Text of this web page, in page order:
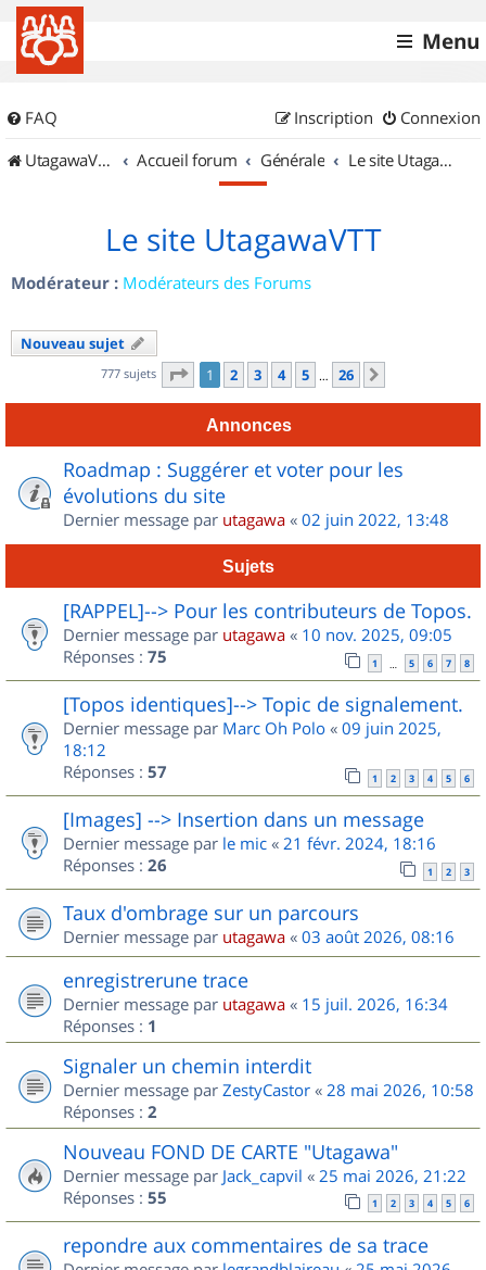
Menu
FAQ Connexion
Inscription
UtagawaVTT (Randos VTT et VTTAE avec traces GPS)
Accueil forum Générale Le site UtagawaVTT
Le site UtagawaVTT
Modérateur : Modérateurs des Forums
Nouveau sujet
777 sujets Page 1sur
1 2 3 4 5 … 26
Annonces
Roadmap : Suggérer et voter pour les
évolutions du site
Dernier message par utagawa « 02 juin 2022, 13:48
Sujets
[RAPPEL]--> Pour les contributeurs de Topos.
Dernier message par utagawa « 10 nov. 2025, 09:05
Réponses : 75 1 … 5 6 7 8
[Topos identiques]--> Topic de signalement.
Dernier message par Marc Oh Polo « 09 juin 2025,
18:12
Réponses : 57 1 2 3 4 5 6
[Images] --> Insertion dans un message
Dernier message par le mic « 21 févr. 2024, 18:16
Réponses : 26 1 2 3
Taux d'ombrage sur un parcours
Dernier message par utagawa « 03 août 2026, 08:16
enregistrerune trace
Dernier message par utagawa « 15 juil. 2026, 16:34
Réponses : 1
Signaler un chemin interdit
Dernier message par ZestyCastor « 28 mai 2026, 10:58
Réponses : 2
Nouveau FOND DE CARTE "Utagawa"
Dernier message par Jack_capvil « 25 mai 2026, 21:22
Réponses : 55 1 2 3 4 5 6
repondre aux commentaires de sa trace